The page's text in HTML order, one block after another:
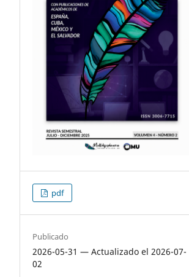
pdf
Publicado
2026-05-31 — Actualizado el 2026-07-
02